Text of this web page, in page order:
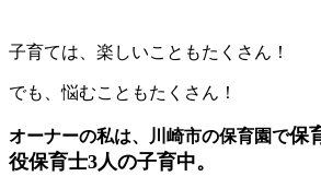
子育ては、楽しいこともたくさん！
でも、悩むこともたくさん！
オーナーの私は、川崎市の保育園で保
役保育士3人の子育中。